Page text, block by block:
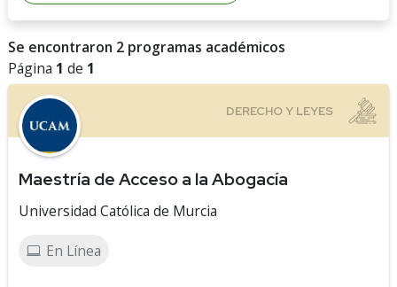
Se encontraron 2 programas académicos
Página 1 de 1
Maestría de Acceso a la Abogacía
Universidad Católica de Murcia
En Línea